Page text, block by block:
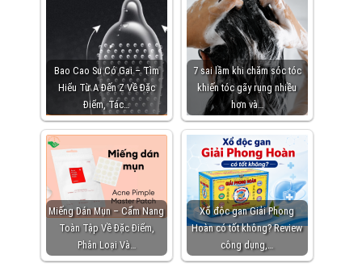
Bao Cao Su Có Gai – Tìm
Hiểu Từ A Đến Z Về Đặc
Điểm, Tác…
7 sai lầm khi chăm sóc tóc
khiến tóc gãy rụng nhiều
hơn và…
Miếng Dán Mụn – Cẩm Nang
Toàn Tập Về Đặc Điểm,
Phân Loại Và…
Xổ độc gan Giải Phong
Hoàn có tốt không? Review
công dụng,…